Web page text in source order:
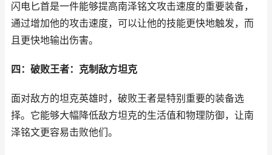
闪电匕首是一件能够提高南泽铭文攻击速度的重要装备，
通过增加他的攻击速度，可以让他的技能更快地触发，而
且更快地输出伤害。
四：破败王者：克制敌方坦克
面对敌方的坦克英雄时，破败王者是特别重要的装备选
择。它能够大幅降低敌方坦克的生活值和物理防御，让南
泽铭文更容易击败他们。